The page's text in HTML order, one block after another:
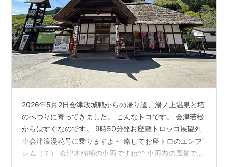
地図上の南を左・北を右に表記。
○リスト：駅キーワード
○リスト ：駅つきキーワード
日本国有鉄道会津線の駅として
2026年5月2日会津攻城戦からの帰り道、湯ノ上温泉と塔
のへつりに寄ってきました。 こんなトコです。 会津若松
からはすぐなのです。 9時50分発お座敷トロッコ展望列
車会津浪漫花号に乗りますよ～ 略してお座トロのエンブ
レム（？） 会津木綿柄の車両ですね^^ 車両内の風景で